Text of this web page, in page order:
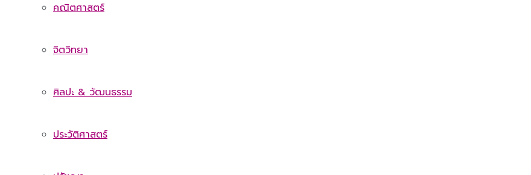
คณิตศาสตร์
จิตวิทยา
ศิลปะ & วัฒนธรรม
ประวัติศาสตร์